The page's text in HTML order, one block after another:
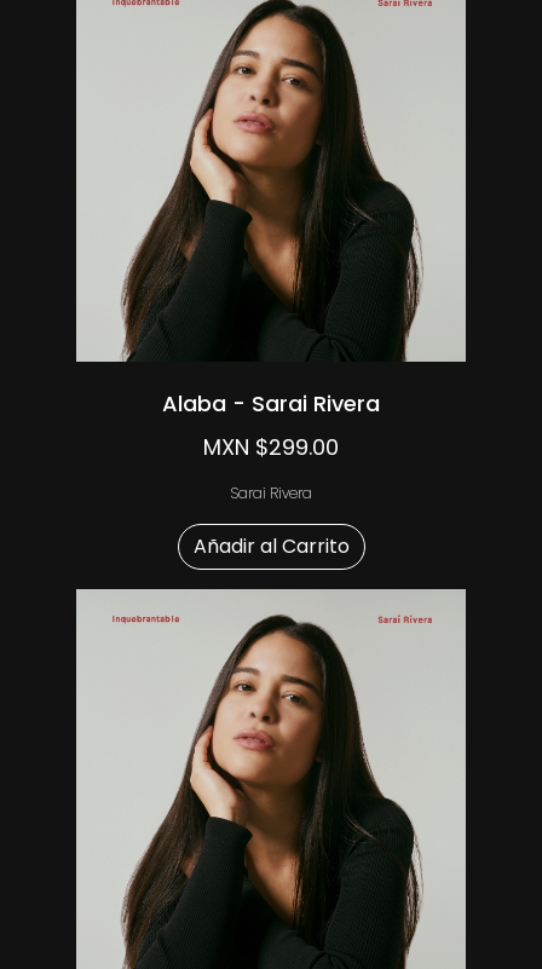
Alaba - Sarai Rivera
MXN $299.00
Sarai Rivera
Añadir al Carrito